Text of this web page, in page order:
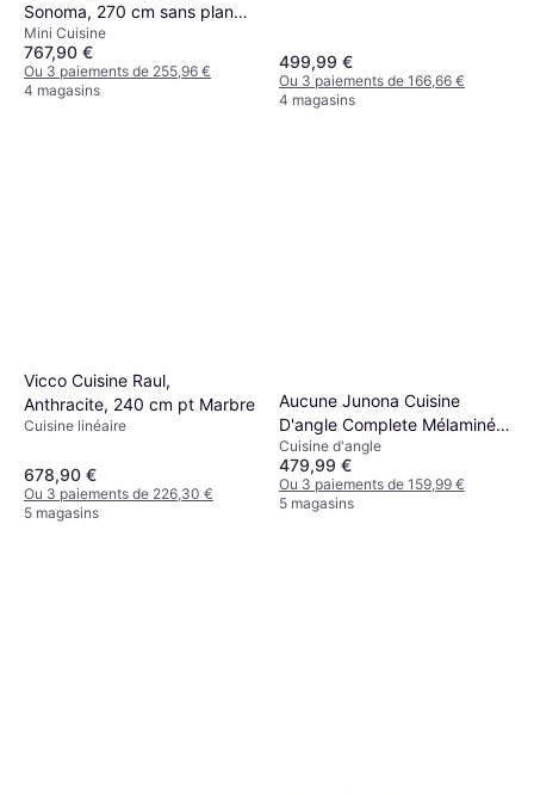
Sonoma, 270 cm sans plan
de travail
Mini Cuisine
767,90 €
Ou 3 paiements de 255,96 €
4 magasins
499,99 €
Ou 3 paiements de 166,66 €
4 magasins
Vicco Cuisine Raul,
Anthracite, 240 cm pt Marbre
Cuisine linéaire
678,90 €
Ou 3 paiements de 226,30 €
5 magasins
Aucune Junona Cuisine
D'angle Complete Mélaminée
L 3m40 Avec Eclairage Led
Et Plan De Travail
Cuisine d'angle
479,99 €
Ou 3 paiements de 159,99 €
5 magasins